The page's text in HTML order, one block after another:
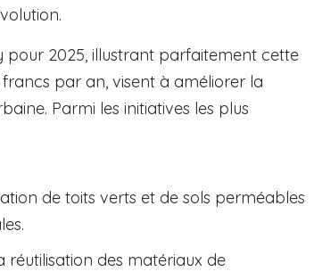
pour 2025, illustrant parfaitement cette
par an, visent à améliorer la
Parmi les initiatives les plus
de toits verts et de sols perméables
réutilisation des matériaux de